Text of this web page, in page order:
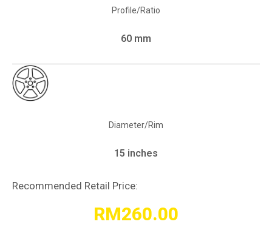
Profile/Ratio
60 mm
Diameter/Rim
15 inches
Recommended Retail Price:
RM260.00